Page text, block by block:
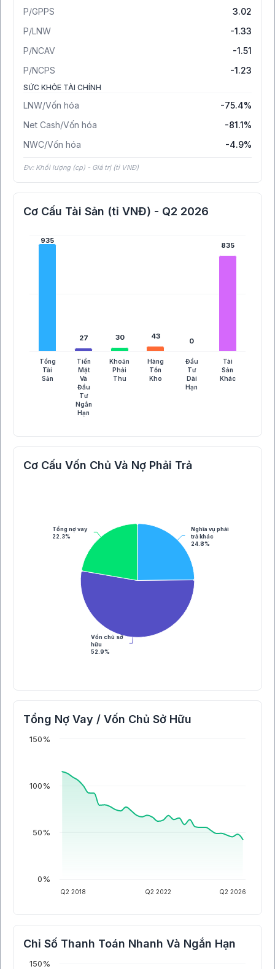
P/GPPS
3.02
P/LNW
-1.33
P/NCAV
-1.51
P/NCPS
-1.23
SỨC KHỎE TÀI CHÍNH
LNW/Vốn hóa
-75.4%
Net Cash/Vốn hóa
-81.1%
NWC/Vốn hóa
-4.9%
Đv: Khối lượng (cp) - Giá trị (tỉ VNĐ)
Cơ Cấu Tài Sản (tỉ VNĐ) - Q2 2026
935
935
27
27 30
30 43
43
0
0
835
835
Tổng
Tài
Sản
Tiền
Mặt
Và
Đầu
Tư
Ngắn
Hạn
Khoản
Phải
Thu
Hàng
Tồn
Kho
Đầu
Tư
Dài
Hạn
Tài
Sản
Khác
Cơ Cấu Vốn Chủ Và Nợ Phải Trả
Nghĩa vụ phải
trả khác
24.8%
Vốn chủ sở
hữu
52.9%
Tổng nợ vay
22.3%
Tổng Nợ Vay / Vốn Chủ Sở Hữu
Q2 2018 Q2 2022 Q2 2026
0%
50%
100%
150%
Chỉ Số Thanh Toán Nhanh Và Ngắn Hạn
150%